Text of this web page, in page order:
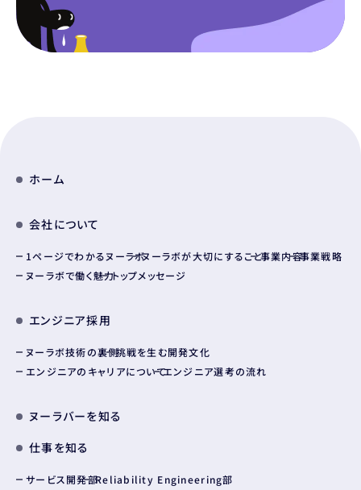
ホーム
会社について
1ページでわかるヌーラボヌーラボが大切にすること事業内容事業戦略
ヌーラボで働く魅力トップメッセージ
エンジニア採用
ヌーラボ技術の裏側挑戦を生む開発文化
エンジニアのキャリアについてエンジニア選考の流れ
ヌーラバーを知る
仕事を知る
サービス開発部Reliability Engineering部